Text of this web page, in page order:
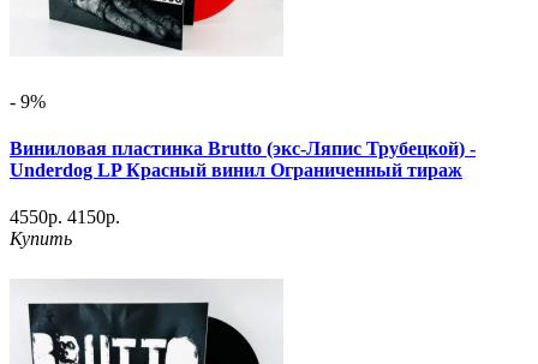
- 9%
Виниловая пластинка Brutto (экс-Ляпис Трубецкой) -
Underdog LP Красный винил Ограниченный тираж
4550р. 4150р.
Купить